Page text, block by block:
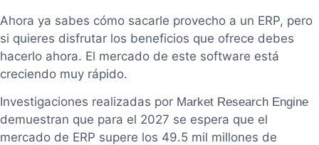
Ahora ya sabes cómo sacarle provecho a un ERP, pero
si quieres disfrutar los beneficios que ofrece debes
hacerlo ahora. El mercado de este software está
creciendo muy rápido.
Investigaciones realizadas por Market Research Engine
demuestran que para el 2027 se espera que el
mercado de ERP supere los 49.5 mil millones de